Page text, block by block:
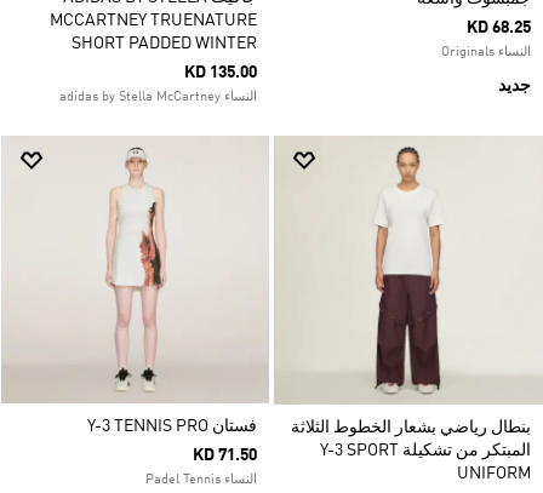
KD 68.25
النساء Originals
جديد
MCCARTNEY TRUENATURE
SHORT PADDED WINTER
KD 135.00
النساء adidas by Stella McCartney
بنطال رياضي بشعار الخطوط الثلاثة
المبتكر من تشكيلة Y-3 SPORT
UNIFORM
فستان Y-3 TENNIS PRO
KD 71.50
النساء Padel Tennis